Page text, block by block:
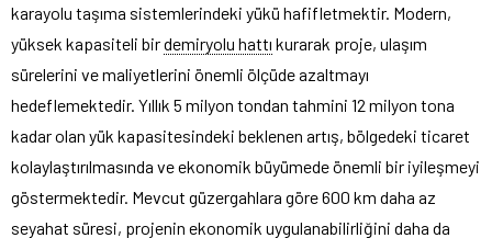
karayolu taşıma sistemlerindeki yükü hafifletmektir. Modern,
yüksek kapasiteli birdemiryolu hattı kurarak proje, ulaşım
sürelerini ve maliyetlerini önemli ölçüde azaltmayı
hedeflemektedir. Yıllık 5 milyon tondan tahmini 12 milyon tona
kadar olan yük kapasitesindeki beklenen artış, bölgedeki ticaret
kolaylaştırılmasında ve ekonomik büyümede önemli bir iyileşmeyi
göstermektedir. Mevcut güzergahlara göre 600 km daha az
seyahat süresi, projenin ekonomik uygulanabilirliğini daha da